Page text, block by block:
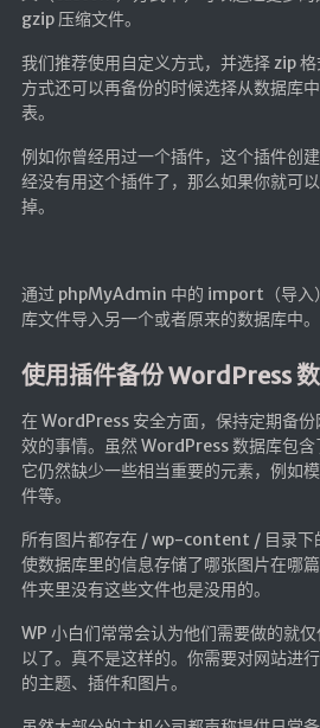
gzip 压缩文件。
我们推荐使用自定义方式，并选择 zip
方式还可以再备份的时候选择从数据库
表。
例如你曾经用过一个插件，这个插件创
经没有用这个插件了，那么如果你就可
掉。
通过 phpMyAdmin 中的 import（导入
库文件导入另一个或者原来的数据库中。
使用插件备份 WordPress
在 WordPress 安全方面，保持定期备
效的事情。虽然 WordPress 数据库包
它仍然缺少一些相当重要的元素，例如
件等。
所有图片都存在 / wp-content / 目录下
使数据库里的信息存储了哪张图片在哪
件夹里没有这些文件也是没用的。
WP 小白们常常会认为他们需要做的就
以了。真不是这样的。你需要对网站进
的主题、插件和图片。
低价开会员